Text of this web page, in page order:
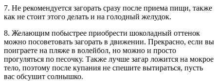
7. Не рекомендуется загорать сразу после приема пищи, также
как не стоит этого делать и на голодный желудок.
8. Желающим побыстрее приобрести шоколадный оттенок
можно посоветовать загорать в движении. Прекрасно, если вы
поиграете на пляже в волейбол, но можно и просто
прогуляться по песочку. Также лучше загар ложится на мокрое
тело, поэтому после купания не спешите вытираться, пусть
вас обсушит солнышко.